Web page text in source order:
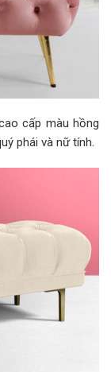
cấp màu hồng
phái và nữ tính.